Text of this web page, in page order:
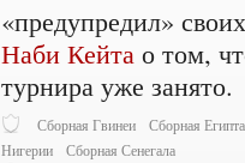
«предупредил»
Наби Кейта о том,
турнира уже занято.
Сборная Гвинеи
Сборная Египта
Нигерии
Сборная Сенегала